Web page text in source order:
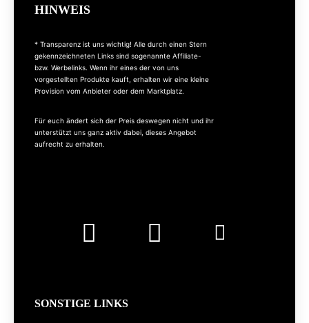
HINWEIS
* Transparenz ist uns wichtig! Alle durch einen Stern
gekennzeichneten Links sind sogenannte Affiliate-
bzw. Werbelinks. Wenn ihr eines der von uns
vorgestellten Produkte kauft, erhalten wir eine kleine
Provision vom Anbieter oder dem Marktplatz.
Für euch ändert sich der Preis deswegen nicht und ihr
unterstützt uns ganz aktiv dabei, dieses Angebot
aufrecht zu erhalten.
SONSTIGE LINKS